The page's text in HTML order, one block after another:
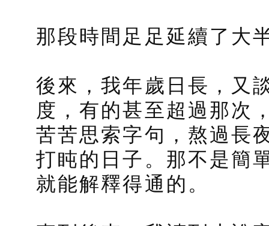
那段時間足足延續了大
後來，我年歲日長，又
度，有的甚至超過那次
苦苦思索字句，熬過長
打盹的日子。那不是簡
就能解釋得通的。